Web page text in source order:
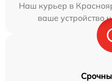
Наш курьер в
ваше устройство